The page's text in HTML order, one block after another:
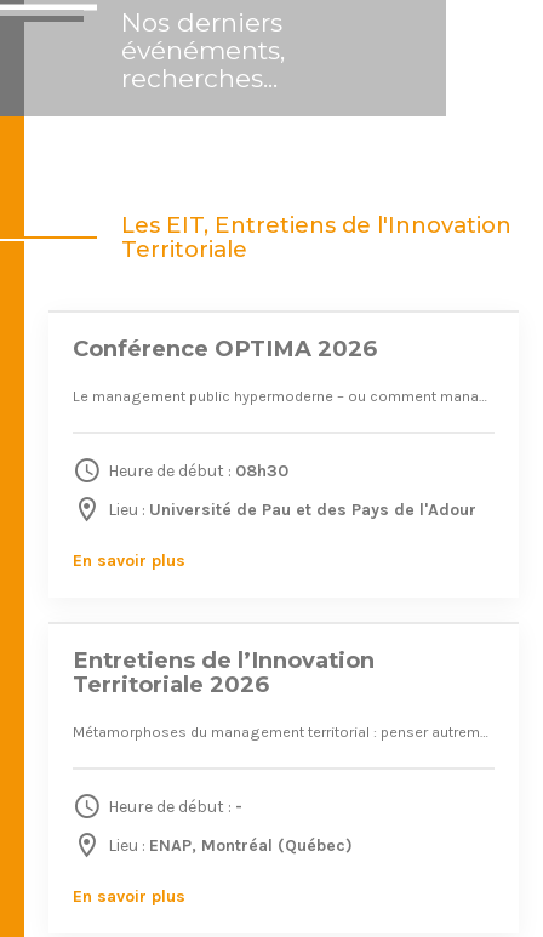
Nos derniers
événéments,
recherches...
Les EIT, Entretiens de l'Innovation
Territoriale
12
Conférence OPTIMA 2026
Heure de début : 08h30
Lieu : Université de Pau et des Pays de l'Adour
En savoir plus
Juin 2026
17
Entretiens de l’Innovation
Territoriale 2026
Heure de début : -
Lieu : ENAP, Montréal (Québec)
En savoir plus
Mai 2025
20